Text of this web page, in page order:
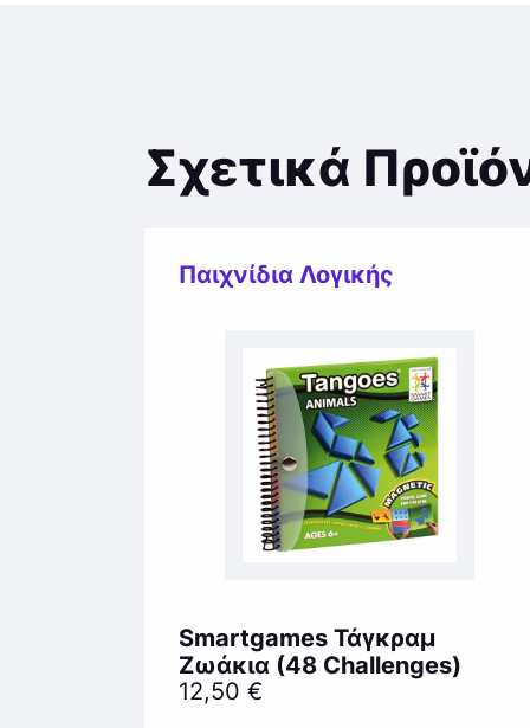
Σχετικά
Παιχνίδια Λογικής
Smartgames Τάγκραμ
Ζωάκια (48 Challenges)
12,50 €